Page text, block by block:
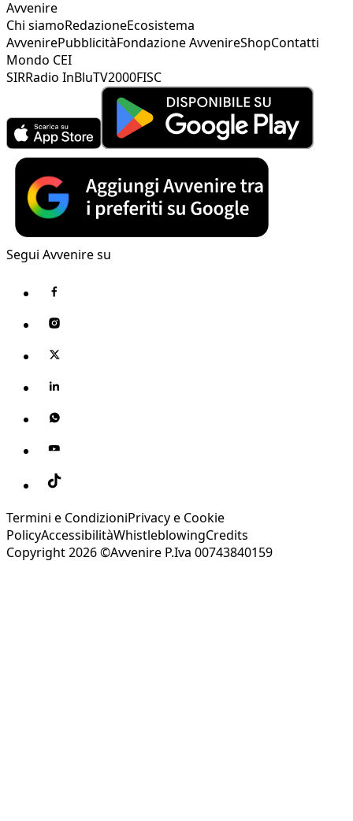
Avvenire
Chi siamoRedazioneEcosistema
AvvenirePubblicitàFondazione AvvenireShopContatti
Mondo CEI
SIRRadio InBluTV2000FISC
Segui Avvenire su
Termini e CondizioniPrivacy e Cookie
PolicyAccessibilitàWhistleblowingCredits
Copyright 2026 ©Avvenire P.Iva 00743840159